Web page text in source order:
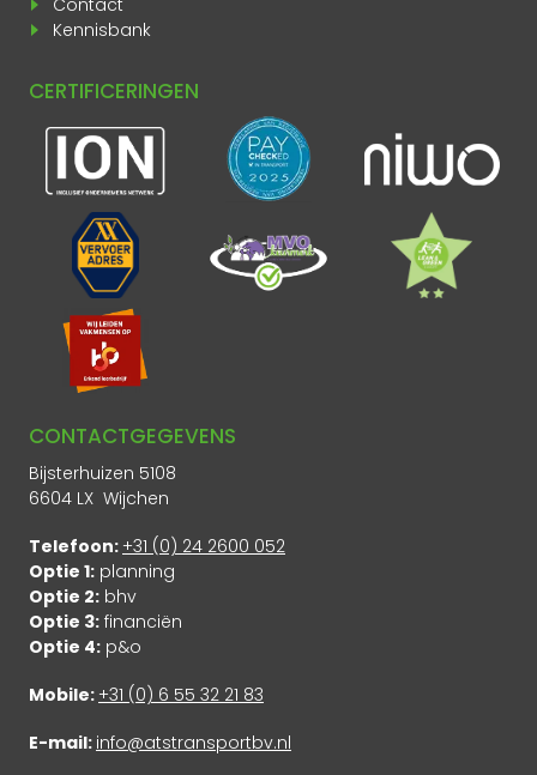
Contact
Kennisbank
CERTIFICERINGEN
CONTACTGEGEVENS
Bijsterhuizen 5108
6604 LX Wijchen
Telefoon: +31 (0) 24 2600 052
Optie 1: planning
Optie 2: bhv
Optie 3: financiën
Optie 4: p&o
Mobile: +31 (0) 6 55 32 21 83
E-mail: info@atstransportbv.nl